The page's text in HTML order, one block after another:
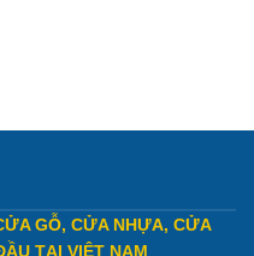
GỖ, CỬA NHỰA, CỬA
TẠI VIỆT NAM